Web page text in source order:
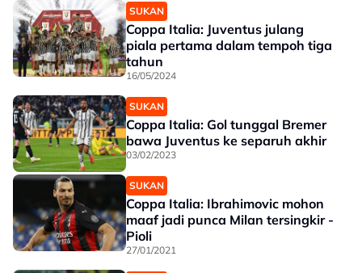
SUKAN
Coppa Italia: Juventus julang
piala pertama dalam tempoh tiga
tahun
16/05/2024
SUKAN
Coppa Italia: Gol tunggal Bremer
bawa Juventus ke separuh akhir
03/02/2023
SUKAN
Coppa Italia: Ibrahimovic mohon
maaf jadi punca Milan tersingkir -
Pioli
27/01/2021